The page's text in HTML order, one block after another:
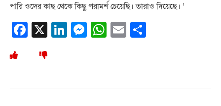
পারি ওদের কাছ থেকে কিছু পরামর্শ চেয়েছি। তারাও দিয়েছে। ’
Facebook
X LinkedIn
Messenger
WhatsApp
Email